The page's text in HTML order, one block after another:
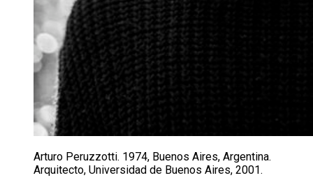
Arturo Peruzzotti. 1974, Buenos Aires, Argentina.
Arquitecto, Universidad de Buenos Aires, 2001.